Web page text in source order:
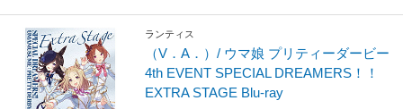
ランティス
（V．A．）/ ウマ娘 プリティーダービー
4th EVENT SPECIAL DREAMERS！！
EXTRA STAGE Blu-ray